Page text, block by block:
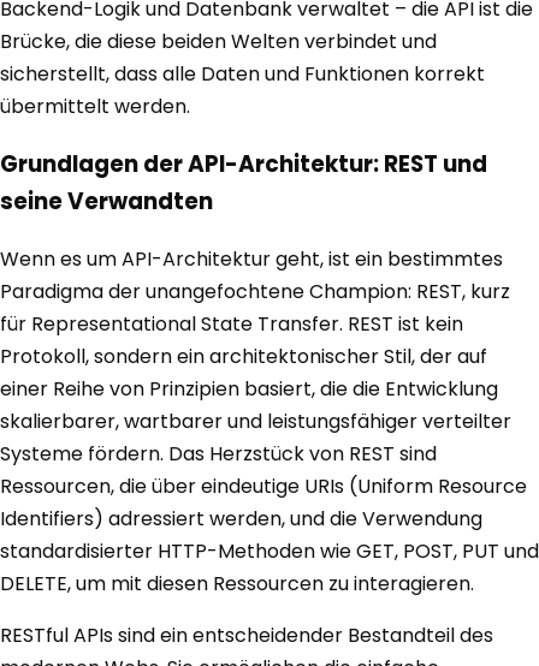
Backend-Logik und Datenbank verwaltet – die API ist die
Brücke, die diese beiden Welten verbindet und
sicherstellt, dass alle Daten und Funktionen korrekt
übermittelt werden.
Grundlagen der API-Architektur: REST und
seine Verwandten
Wenn es um API-Architektur geht, ist ein bestimmtes
Paradigma der unangefochtene Champion: REST, kurz
für Representational State Transfer. REST ist kein
Protokoll, sondern ein architektonischer Stil, der auf
einer Reihe von Prinzipien basiert, die die Entwicklung
skalierbarer, wartbarer und leistungsfähiger verteilter
Systeme fördern. Das Herzstück von REST sind
Ressourcen, die über eindeutige URIs (Uniform Resource
Identifiers) adressiert werden, und die Verwendung
standardisierter HTTP-Methoden wie GET, POST, PUT und
DELETE, um mit diesen Ressourcen zu interagieren.
RESTful APIs sind ein entscheidender Bestandteil des